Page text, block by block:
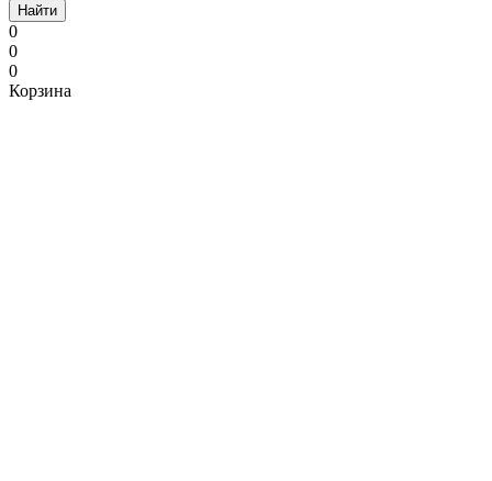
Найти
0
0
0
Корзина